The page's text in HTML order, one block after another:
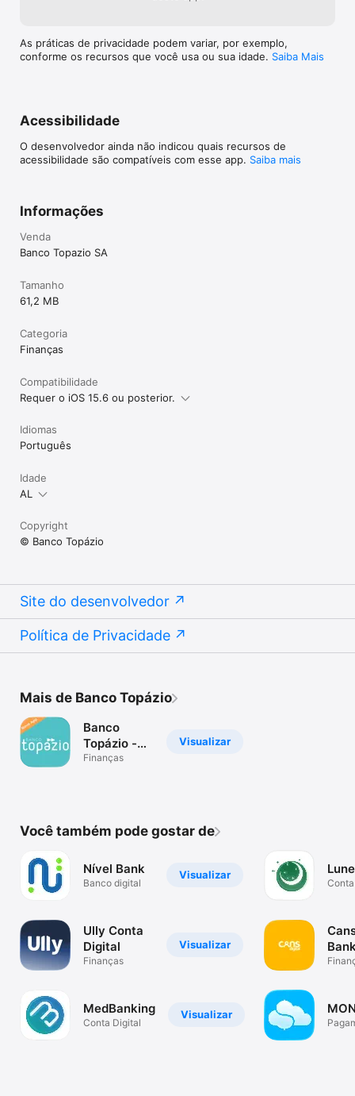
As práticas de privacidade podem variar, por exemplo,
conforme os recursos que você usa ou sua idade. Saiba Mais
Acessibilidade
O desenvolvedor ainda não indicou quais recursos de
acessibilidade são compatíveis com esse app. Saiba mais
Informações
Venda
Banco Topazio SA
Tamanho
61,2 MB
Categoria
Finanças
Compatibilidade
Requer o iOS 15.6 ou posterior.
Idiomas
Português
Idade
AL
Copyright
© Banco Topázio
Site do desenvolvedor
Política de Privacidade
Mais de Banco Topázio
Visualizar
Banco
Topázio -
Novo App
Finanças
Você também pode gostar de
Visualizar
Nível Bank
Banco digital
Visualizar
Ully Conta
Digital
Finanças
Visualizar
MedBanking
Conta Digital